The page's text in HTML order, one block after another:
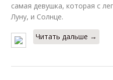
самая девушка, которая с
Луну, и Солнце.
Читать дальше →